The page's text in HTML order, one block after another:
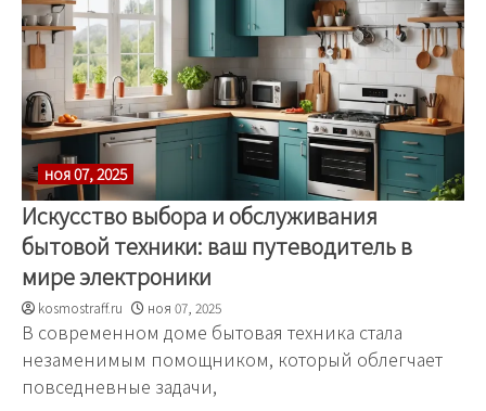
ноя 07, 2025
Искусство выбора и обслуживания
бытовой техники: ваш путеводитель в
мире электроники
kosmostraff.ru ноя 07, 2025
В современном доме бытовая техника стала
незаменимым помощником, который облегчает
повседневные задачи,